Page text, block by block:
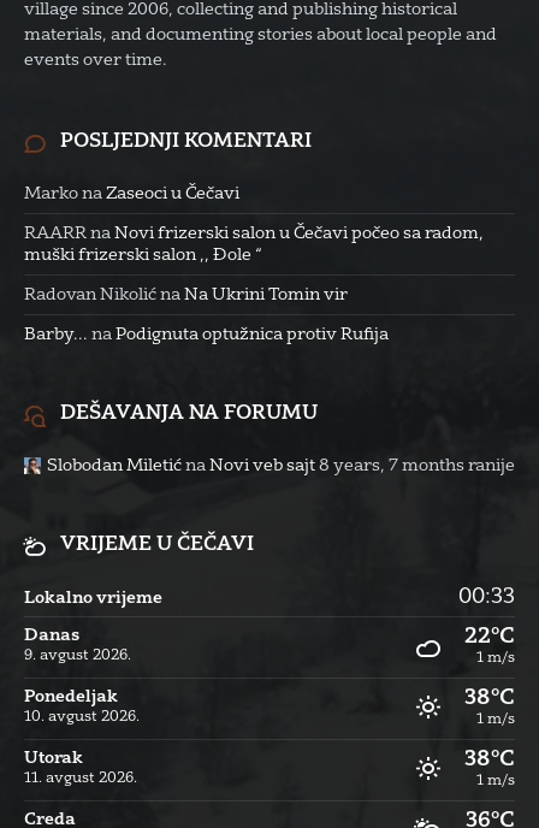
village since 2006, collecting and publishing historical
materials, and documenting stories about local people and
events over time.
POSLJEDNJI KOMENTARI
Marko na Zaseoci u Čečavi
RAARR na Novi frizerski salon u Čečavi počeo sa radom,
muški frizerski salon ,, Đole “
Radovan Nikolić na Na Ukrini Tomin vir
Barby... na Podignuta optužnica protiv Rufija
DEŠAVANJA NA FORUMU
Slobodan Miletić na Novi veb sajt 8 years, 7 months ranije
VRIJEME U ČEČAVI
Lokalno vrijeme 00:33
Danas
9. avgust 2026.
22°C
1 m/s
Ponedeljak
10. avgust 2026.
38°C
1 m/s
Utorak
11. avgust 2026.
38°C
1 m/s
Creda 36°C